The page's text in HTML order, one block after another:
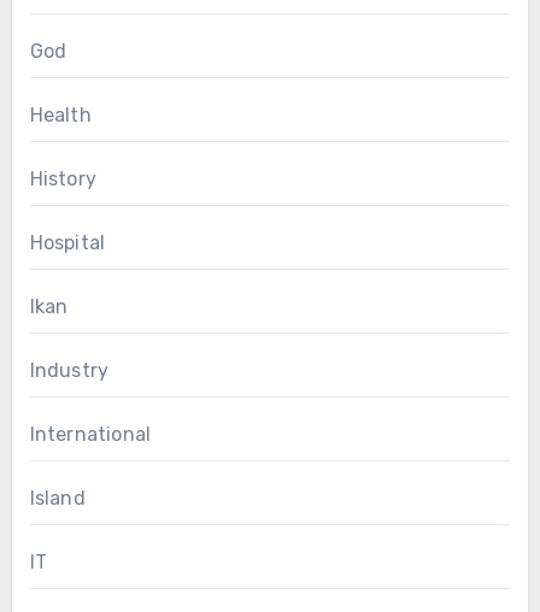
God
Health
History
Hospital
Ikan
Industry
International
Island
IT